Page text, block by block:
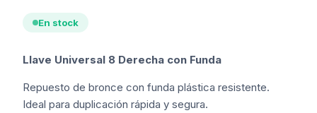
En stock
Llave Universal 8 Derecha con Funda
Repuesto de bronce con funda plástica resistente.
Ideal para duplicación rápida y segura.